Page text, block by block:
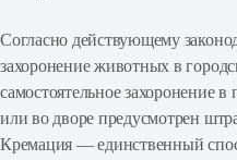
Согласно действующему
захоронение животных в
самостоятельное захоронение в
или во дворе предусмотрен
Кремация — единственный